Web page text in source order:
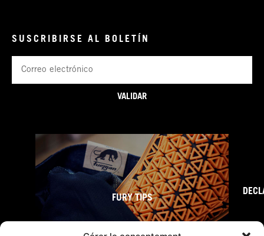
SUSCRIBIRSE AL BOLETÍN
VALIDAR
FURY TIPS